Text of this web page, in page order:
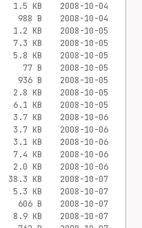
1.5 KB
2008-10-04
988 B
2008-10-04
1.2 KB
2008-10-05
7.3 KB
2008-10-05
5.8 KB
2008-10-05
77 B
2008-10-05
936 B
2008-10-05
2.8 KB
2008-10-05
6.1 KB
2008-10-05
3.7 KB
2008-10-06
3.7 KB
2008-10-06
3.1 KB
2008-10-06
7.4 KB
2008-10-06
2.0 KB
2008-10-06
38.3 KB
2008-10-07
5.3 KB
2008-10-07
606 B
2008-10-07
8.9 KB
2008-10-07